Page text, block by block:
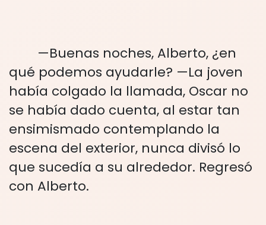
—Buenas noches, Alberto, ¿en
qué podemos ayudarle? —La joven
había colgado la llamada, Oscar no
se había dado cuenta, al estar tan
ensimismado contemplando la
escena del exterior, nunca divisó lo
que sucedía a su alrededor. Regresó
con Alberto.